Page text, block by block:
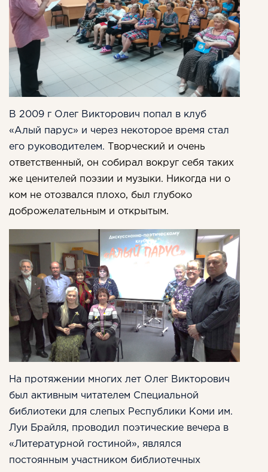
В 2009 г Олег Викторович попал в клуб
«Алый парус» и через некоторое время стал
его руководителем.
Творческий и очень
ответственный, он собирал вокруг себя таких
же ценителей поэзии и музыки. Никогда ни о
ком не отозвался плохо, был глубоко
доброжелательным и открытым.
На протяжении многих лет Олег Викторович
был активным читателем Специальной
библиотеки для слепых Республики Коми им.
Луи Брайля, проводил поэтические вечера в
«Литературной гостиной», являлся
постоянным участником библиотечных